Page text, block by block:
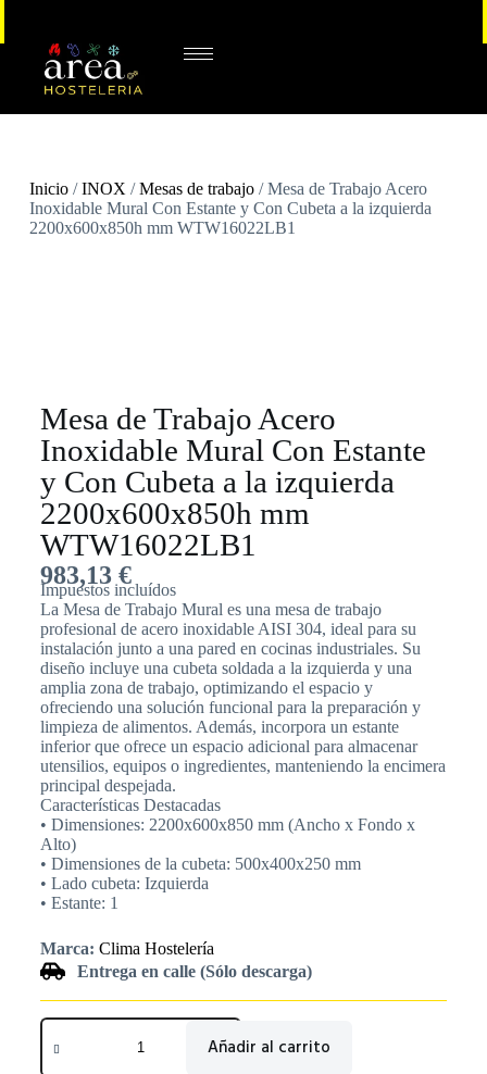
Inicio/INOX /Mesas de trabajo/ Mesa de Trabajo Acero
Inoxidable Mural Con Estante y Con Cubeta a la izquierda
2200x600x850h mm WTW16022LB1
Mesa de Trabajo Acero
Inoxidable Mural Con Estante
y Con Cubeta a la izquierda
2200x600x850h mm
WTW16022LB1
983,13 €
Impuestos incluídos
La Mesa de Trabajo Mural es una mesa de trabajo
profesional de acero inoxidable AISI 304, ideal para su
instalación junto a una pared en cocinas industriales. Su
diseño incluye una cubeta soldada a la izquierda y una
amplia zona de trabajo, optimizando el espacio y
ofreciendo una solución funcional para la preparación y
limpieza de alimentos. Además, incorpora un estante
inferior que ofrece un espacio adicional para almacenar
utensilios, equipos o ingredientes, manteniendo la encimera
principal despejada.
Características Destacadas
• Dimensiones: 2200x600x850 mm (Ancho x Fondo x
Alto)
• Dimensiones de la cubeta: 500x400x250 mm
• Lado cubeta: Izquierda
• Estante: 1
Marca: Clima Hostelería
Entrega en calle (Sólo descarga)
Añadir al carrito